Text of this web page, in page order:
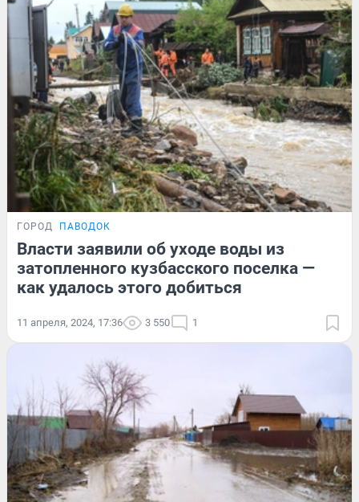
ГОРОД ПАВОДОК
Власти заявили об уходе воды из
затопленного кузбасского поселка —
как удалось этого добиться
11 апреля, 2024, 17:36 3 550 1